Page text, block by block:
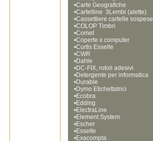
•Carte Geografiche
•Cartelline  3Lembi (alette)
•Cassettiere cartelle sospese
•COLOP Timbri
•Comet
•Coperte x computer
•Curtis Esselte
•CWR
•Dahle
•DC-FIX, rotoli adesivi
•Detergente per informatica
•Durable
•Dymo Etichettatrici
•Ecobra
•Edding
•ElectraLine
•Element System
•Escher
•Esselte
•Exacompta